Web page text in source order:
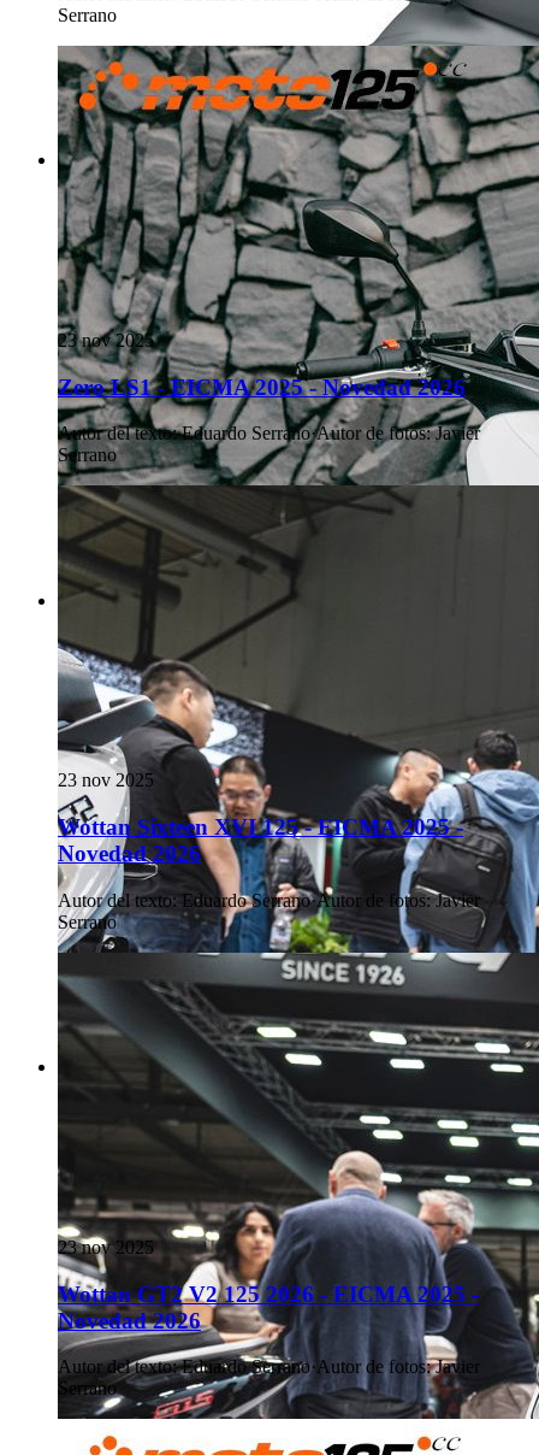
Serrano
23 nov 2025
Zero LS1 - EICMA 2025 - Novedad 2026
Autor del texto: Eduardo Serrano·Autor de fotos: Javier
Serrano
23 nov 2025
Wottan Sixteen XVI 125 - EICMA 2025 -
Novedad 2026
Autor del texto: Eduardo Serrano·Autor de fotos: Javier
Serrano
23 nov 2025
Wottan GT2 V2 125 2026 - EICMA 2025 -
Novedad 2026
Autor del texto: Eduardo Serrano·Autor de fotos: Javier
Serrano